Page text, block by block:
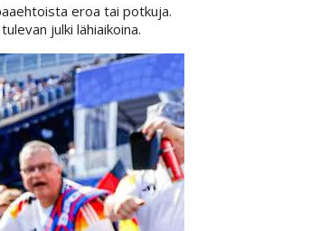
eroa tai potkuja.
julki lähiaikoina.